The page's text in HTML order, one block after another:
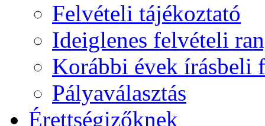
Felvételi tájékoztató
Ideiglenes felvételi
Korábbi évek írásbeli
Pályaválasztás
Érettségizőknek